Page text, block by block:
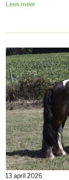
Lees meer
13 april 2026